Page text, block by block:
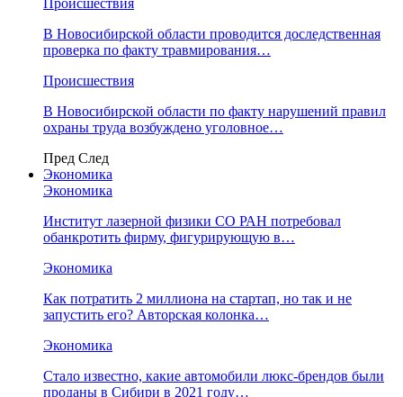
Происшествия
В Новосибирской области проводится доследственная
проверка по факту травмирования…
Происшествия
В Новосибирской области по факту нарушений правил
охраны труда возбуждено уголовное…
Пред След
Экономика
Экономика
Институт лазерной физики СО РАН потребовал
обанкротить фирму, фигурирующую в…
Экономика
Как потратить 2 миллиона на стартап, но так и не
запустить его? Авторская колонка…
Экономика
Стало известно, какие автомобили люкс-брендов были
проданы в Сибири в 2021 году…